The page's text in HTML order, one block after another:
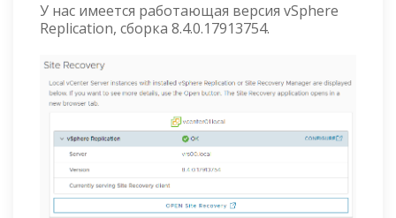
У нас имеется работающая версия vSphere
Replication, сборка 8.4.0.17913754.